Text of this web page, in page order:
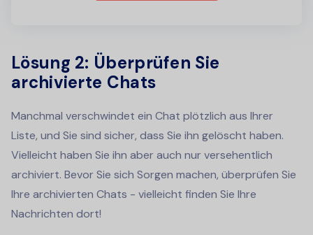
Lösung 2: Überprüfen Sie
archivierte Chats
Manchmal verschwindet ein Chat plötzlich aus Ihrer
Liste, und Sie sind sicher, dass Sie ihn gelöscht haben.
Vielleicht haben Sie ihn aber auch nur versehentlich
archiviert. Bevor Sie sich Sorgen machen, überprüfen Sie
Ihre archivierten Chats - vielleicht finden Sie Ihre
Nachrichten dort!